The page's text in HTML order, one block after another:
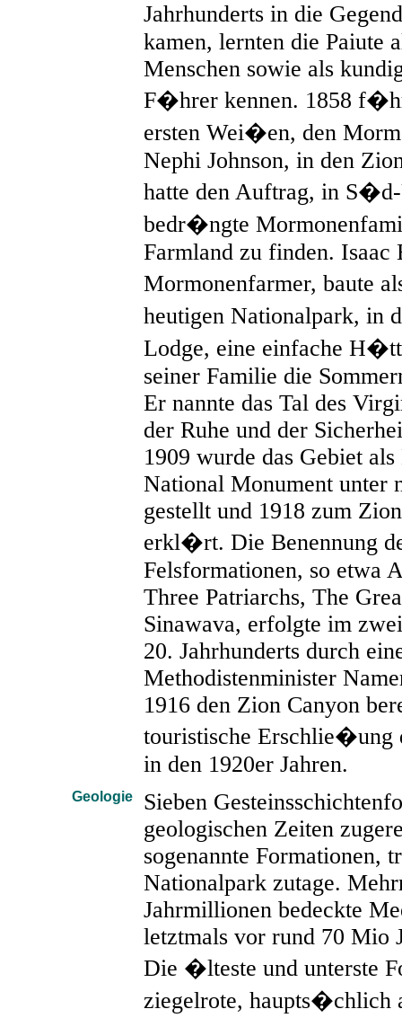
Jahrhunderts in die
kamen, lernten die Paiute
Menschen sowie als
F�hrer kennen. 1858
ersten Wei�en, den
Nephi Johnson, in den
hatte den Auftrag, in
bedr�ngte
Farmland zu finden. Isaac
Mormonenfarmer, baute
heutigen Nationalpark, in
Lodge, eine einfache
seiner Familie die
Er nannte das Tal des
der Ruhe und der
1909 wurde das Gebiet
National Monument unter
gestellt und 1918 zum
erkl�rt. Die Benennung
Felsformationen, so etwa
Three Patriarchs, The
Sinawava, erfolgte im
20. Jahrhunderts durch
Methodistenminister
1916 den Zion Canyon
touristische Erschlie�ung
in den 1920er Jahren.
Geologie
Sieben
geologischen Zeiten
sogenannte Formationen,
Nationalpark zutage.
Jahrmillionen bedeckte
letztmals vor rund 70 Mio
Die �lteste und unterste
ziegelrote, haupts�chlich